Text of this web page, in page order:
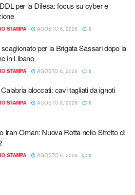
per la Difesa: focus su cyber e
STAMPA AGOSTO 6, 2026 0
per la Brigata Sassari dopo la
in Libano
STAMPA AGOSTO 6, 2026 0
bloccati: cavi tagliati da ignoti
STAMPA AGOSTO 6, 2026 0
Iran-Oman: Nuova Rotta nello Stretto di
STAMPA AGOSTO 6, 2026 0